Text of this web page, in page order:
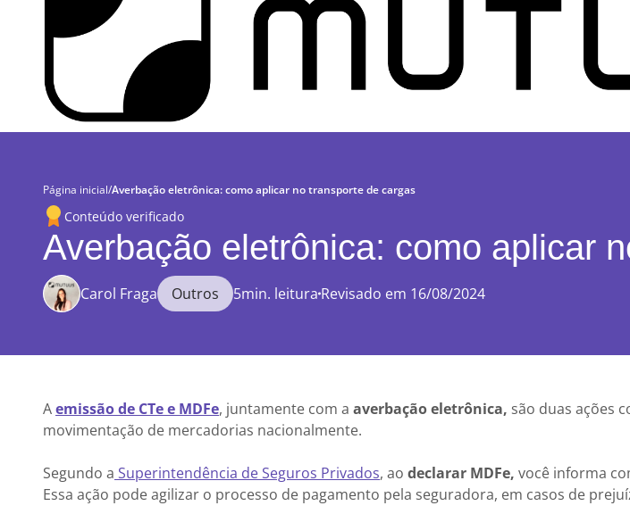
Página inicial/Averbação eletrônica: como aplicar no transporte de cargas
Conteúdo verificado
Averbação eletrônica: como aplicar
Carol Fraga Outros 5min. leitura Revisado em 16/08/2024
Aemissão de CTe e MDFe, juntamente com a averbação eletrônica, são duas ações
movimentação de mercadorias nacionalmente.
Segundo a Superintendência de Seguros Privados, ao declarar MDFe, você informa
Essa ação pode agilizar o processo de pagamento pela seguradora, em casos de